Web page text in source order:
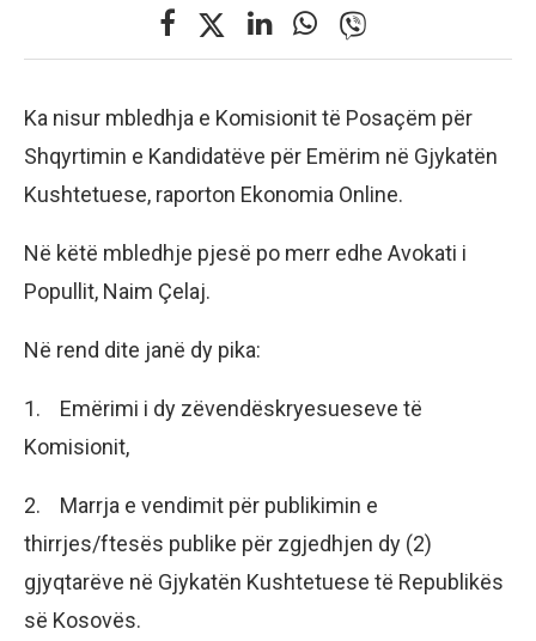
Ka nisur mbledhja e Komisionit të Posaçëm për
Shqyrtimin e Kandidatëve për Emërim në Gjykatën
Kushtetuese, raporton Ekonomia Online.
Në këtë mbledhje pjesë po merr edhe Avokati i
Popullit, Naim Çelaj.
Në rend dite janë dy pika:
1. Emërimi i dy zëvendëskryesueseve të
Komisionit,
2. Marrja e vendimit për publikimin e
thirrjes/ftesës publike për zgjedhjen dy (2)
gjyqtarëve në Gjykatën Kushtetuese të Republikës
së Kosovës.